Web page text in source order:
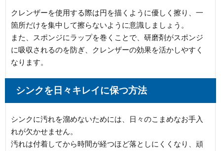
クレンザーを使用する際は円を描くように優しく擦り、一
箇所だけを集中して擦らないように意識しましょう。
また、スポンジにラップを巻くことで、研磨剤がスポンジ
に吸収されるのを防ぎ、クレンザーの効果を活かしやすく
なります。
シンクを日々キレイに保つ方法
シンクに汚れを溜めないためには、日々のこまめなお手入
れが欠かせません。
汚れは付着してから時間が経つほど落としにくくなり、頑